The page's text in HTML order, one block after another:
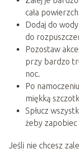
cała
Dodaj do
do
Pozostaw
przy bardzo
noc.
Po
miękką
Spłucz
żeby zapobiec
Jeśli nie chcesz